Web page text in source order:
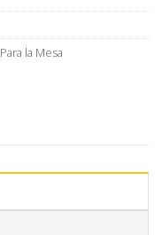
Para la Mesa